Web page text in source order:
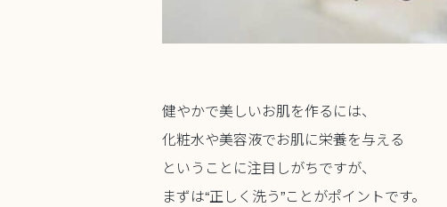
健やかで美しいお肌を作るには、
化粧水や美容液でお肌に栄養を与える
ということに注目しがちですが、
まずは“正しく洗う”ことがポイントです。